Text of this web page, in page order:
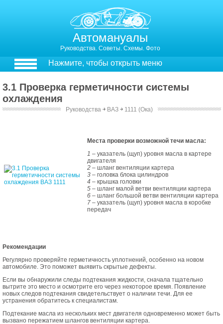
Автомануалы
Руководства. Советы. Схемы. Фото
Нажмите, чтобы открыть меню
3.1 Проверка герметичности системы
охлаждения
Руководства ￫ ВАЗ ￫ 1111 (Ока)
Места проверки возможной течи масла:
1 – указатель (щуп) уровня масла в картере
двигателя
2 – шланг вентиляции картера
3 – головка блока цилиндров
4 – крышка головки
5 – шланг малой ветви вентиляции картера
6 – шланг большой ветви вентиляции картера
7 – указатель (щуп) уровня масла в коробке
передач
Рекомендации
Регулярно проверяйте герметичность уплотнений, особенно на новом
автомобиле. Это поможет выявить скрытые дефекты.
Если вы обнаружили следы подтекания жидкости, сначала тщательно
вытрите это место и осмотрите его через некоторое время. Появление
новых следов подтекания свидетельствует о наличии течи. Для ее
устранения обратитесь к специалистам.
Подтекание масла из нескольких мест двигателя одновременно может быть
вызвано пережатием шлангов вентиляции картера.